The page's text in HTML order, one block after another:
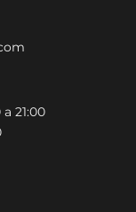
21:00